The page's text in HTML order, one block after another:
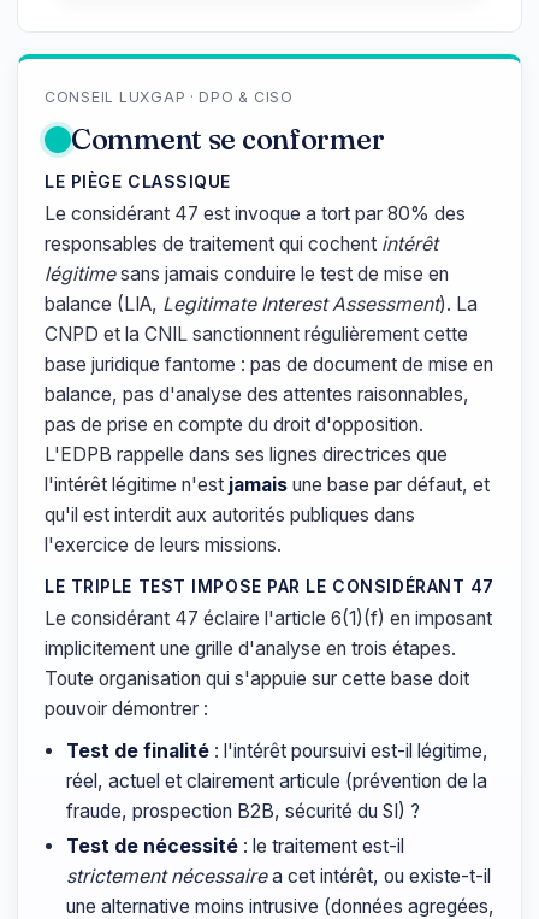
CONSEIL LUXGAP · DPO & CISO
Comment se conformer
LE PIÈGE CLASSIQUE
Le considérant 47 est invoque a tort par 80% des
responsables de traitement qui cochent intérêt
légitimesans jamais conduire le test de mise en
balance (LIA, Legitimate Interest Assessment). La
CNPD et la CNIL sanctionnent régulièrement cette
base juridique fantome : pas de document de mise en
balance, pas d'analyse des attentes raisonnables,
pas de prise en compte du droit d'opposition.
L'EDPB rappelle dans ses lignes directrices que
l'intérêt légitime n'est jamais une base par défaut, et
qu'il est interdit aux autorités publiques dans
l'exercice de leurs missions.
LE TRIPLE TEST IMPOSE PAR LE CONSIDÉRANT 47
Le considérant 47 éclaire l'article 6(1)(f) en imposant
implicitement une grille d'analyse en trois étapes.
Toute organisation qui s'appuie sur cette base doit
pouvoir démontrer :
Test de finalité : l'intérêt poursuivi est-il légitime,
réel, actuel et clairement articule (prévention de la
fraude, prospection B2B, sécurité du SI) ?
Test de nécessité : le traitement est-il
strictement nécessairea cet intérêt, ou existe-t-il
une alternative moins intrusive (données agregées,